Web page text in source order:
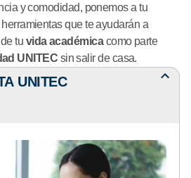
y comodidad, ponemos a tu
que te ayudarán a
tu vida académicacomo parte
UNITEC sin salir de casa.
UNITEC